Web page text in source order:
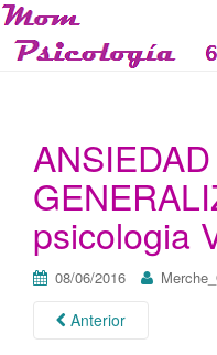
ANSIEDAD
psicologia
08/06/2016
Anterior